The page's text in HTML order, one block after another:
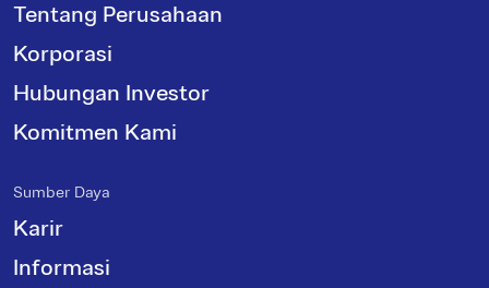
Tentang Perusahaan
Korporasi
Hubungan Investor
Komitmen Kami
Sumber Daya
Karir
Informasi